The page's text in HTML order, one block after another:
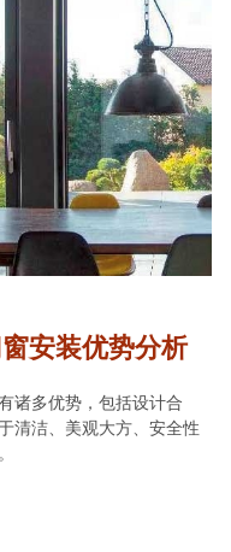
安装优势分析
诸多优势，包括设计合
清洁、美观大方、安全性